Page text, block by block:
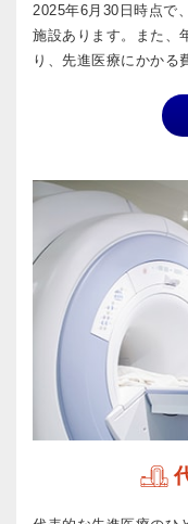
2025年6月30日時点で
施設あります。また、
り、先進医療にかかる